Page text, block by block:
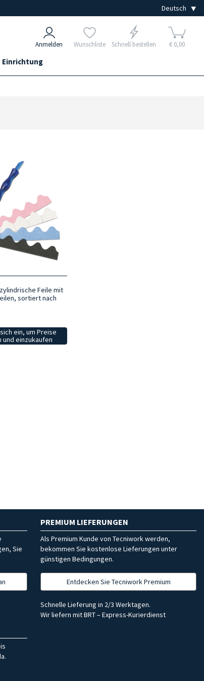
Anmelden Wunschliste Schnell bestellen € 0,00
Einrichtung
Feile mit
sortiert nach
ein, um Preise
und einzukaufen
Sie
PREMIUM LIEFERUNGEN
Als Premium Kunde von Tecniwork werden,
bekommen Sie kostenlose Lieferungen unter
günstigen Bedingungen.
Entdecken Sie Tecniwork Premium
Schnelle Lieferung in 2/3 Werktagen.
Wir liefern mit BRT – Express-Kurierdienst